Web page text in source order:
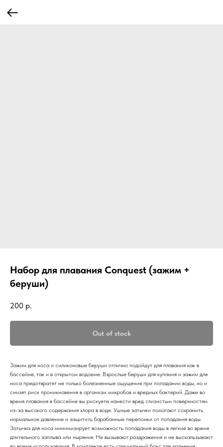
Набор для плавания Conquest (зажим +
беруши)
200 р.
Out of stock
Зажим для носа и силиконовые беруши отлично подойдут для плавания как в
бассейне, так и в открытом водоеме. Взрослые беруши для купания и зажим для
носа предотвратят не только болезненные ощущения при попадании воды, но и
снизят риск проникновения в организм микробов и вредных бактерий. Даже во
время плавания в бассейне вы рискуете нанести вред слизистым поверхностям
из-за высокого содержания хлора в воде. Ушные затычки помогают сохранить
нормальное давление и защитить барабанные перепонки от попадания воды.
Затычка для носа минимизирует возможность попадания воды в легкие во время
длительного заплыва или ныряния. Не вызывают раздражения и не выскальзывают